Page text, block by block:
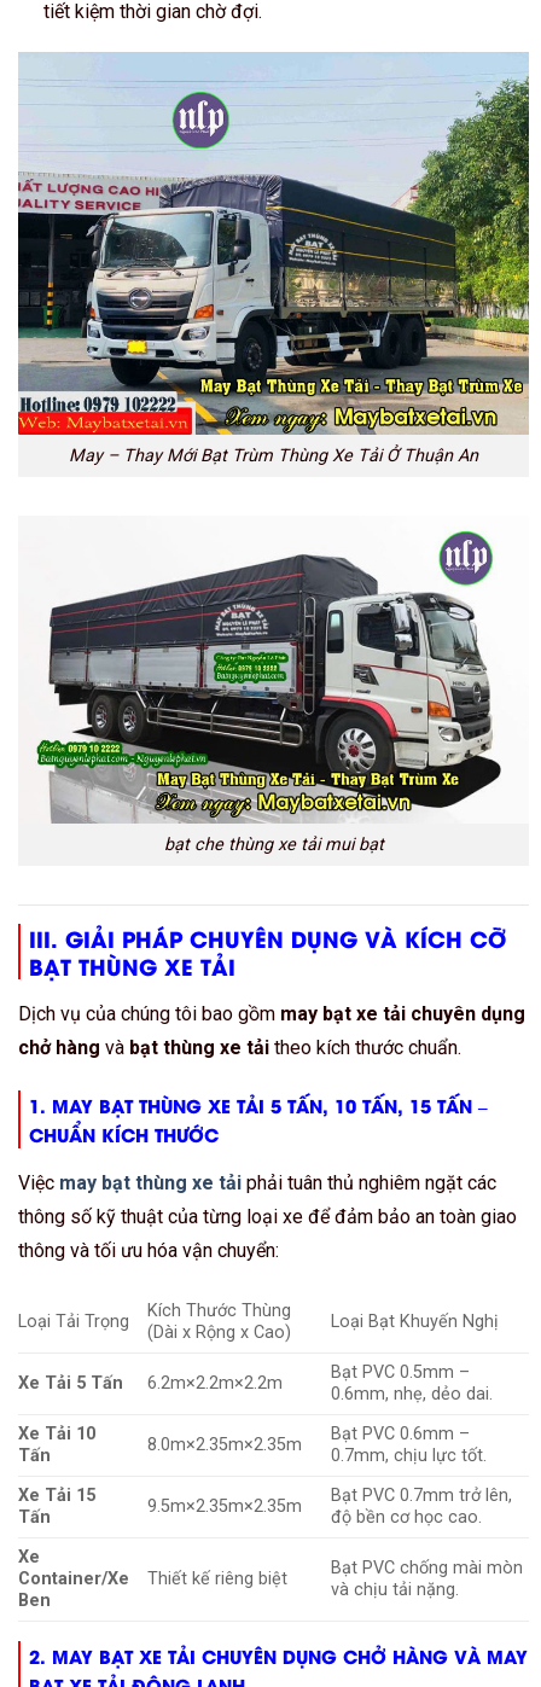
tiết kiệm thời gian chờ đợi.
May – Thay Mới Bạt Trùm Thùng Xe Tải Ở Thuận An
bạt che thùng xe tải mui bạt
III. GIẢI PHÁP CHUYÊN DỤNG VÀ KÍCH CỠ
BẠT THÙNG XE TẢI
Dịch vụ của chúng tôi bao gồm may bạt xe tải chuyên dụng
chở hàng và bạt thùng xe tải theo kích thước chuẩn.
1. MAY BẠT THÙNG XE TẢI 5 TẤN, 10 TẤN, 15 TẤN–
CHUẨN KÍCH THƯỚC
Việc may bạt thùng xe tải phải tuân thủ nghiêm ngặt các
thông số kỹ thuật của từng loại xe để đảm bảo an toàn giao
thông và tối ưu hóa vận chuyển:
Loại Tải Trọng
Kích Thước Thùng
(Dài x Rộng x Cao)
Loại Bạt Khuyến Nghị
Xe Tải 5 Tấn 6.2m×2.2m×2.2m
Bạt PVC0.5mm –
0.6mm, nhẹ, dẻo dai.
Xe Tải 10
Tấn
8.0m×2.35m×2.35m
Bạt PVC0.6mm –
0.7mm, chịu lực tốt.
Xe Tải 15
Tấn
9.5m×2.35m×2.35m
Bạt PVC0.7mm trở lên,
độ bền cơ học cao.
Xe
Container/Xe
Ben
Thiết kế riêng biệt
Bạt PVC chống mài mòn
và chịu tải nặng.
2. MAY BẠT XE TẢI CHUYÊN DỤNG CHỞ HÀNG VÀ MAY